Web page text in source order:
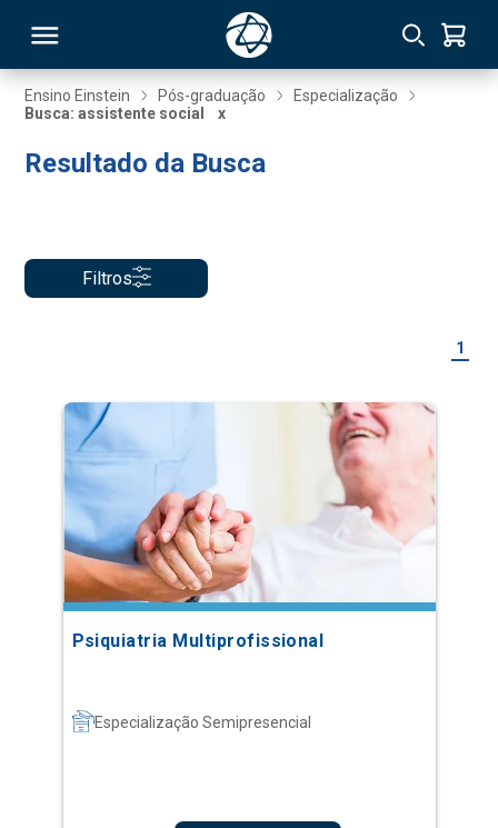
Ensino Einstein Pós-graduação
Especialização
Busca: assistente social
x
Resultado da Busca
Filtros
1
Psiquiatria Multiprofissional
Especialização Semipresencial